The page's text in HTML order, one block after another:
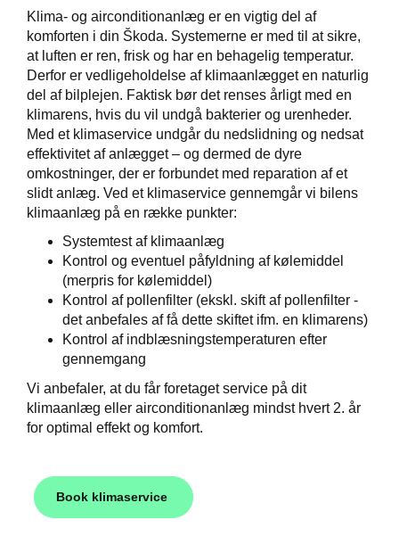
Klima- og airconditionanlæg er en vigtig del af
komforten i din Škoda. Systemerne er med til at sikre,
at luften er ren, frisk og har en behagelig temperatur.
Derfor er vedligeholdelse af klimaanlægget en naturlig
del af bilplejen. Faktisk bør det renses årligt med en
klimarens, hvis du vil undgå bakterier og urenheder.
Med et klimaservice undgår du nedslidning og nedsat
effektivitet af anlægget – og dermed de dyre
omkostninger, der er forbundet med reparation af et
slidt anlæg. Ved et klimaservice gennemgår vi bilens
klimaanlæg på en række punkter:
Systemtest af klimaanlæg
Kontrol og eventuel påfyldning af kølemiddel
(merpris for kølemiddel)
Kontrol af pollenfilter (ekskl. skift af pollenfilter -
det anbefales af få dette skiftet ifm. en klimarens)
Kontrol af indblæsningstemperaturen efter
gennemgang
Vi anbefaler, at du får foretaget service på dit
klimaanlæg eller airconditionanlæg mindst hvert 2. år
for optimal effekt og komfort.
Book klimaservice